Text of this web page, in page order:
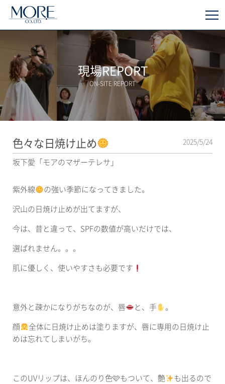
現場REPORT
ON-SITE REPORT
2025/5/24
色々な日焼け止め
坂下愛「モアのマザーテレサ」
紫外線
の強い季節になってきました。
沢山の日焼け止めが出てますが、
今は、昔と違って、SPFの数値が高いだけでは、
選ばれません。。。
肌に優しく、使いやすさも必要です
意外と疎かになりがちなのが、唇 と、手
。
顔
全体に日焼け止めは塗りますが、唇に専用の日焼け止
めは忘れてしまいがち。
このUVリップは、ほんのり色🩷もついて、艶
も出るので